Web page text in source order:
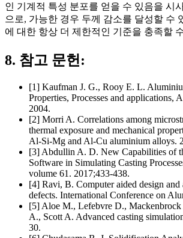
인 기계적 특성 분포를 얻을 수 있음을 시
으로, 가능한 경우 두께 감소를 달성할 수
에 대한 항상 더 제한적인 기준을 충족할
8. 참고 문헌:
[1] Kaufman J. G., Rooy E. L.
Properties, Processes and applications,
2004.
[2] Morri A. Correlations among
thermal exposure and mechanical
Al-Si-Mg and Al-Cu aluminium alloys.
[3] Abdullin A. D. New Capabilities of
Software in Simulating Casting
volume 61. 2017;433-438.
[4] Ravi, B. Computer aided design and
defects. International Conference on
[5] Aloe M., Lefebvre D.,
A., Scott A. Advanced casting
30.